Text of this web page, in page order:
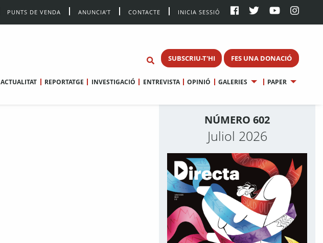
PUNTS DE VENDA ANUNCIA’T CONTACTE INICIA SESSIÓ
SUBSCRIU-T'HI FES UNA DONACIÓ
ACTUALITAT REPORTATGE INVESTIGACIÓ ENTREVISTA OPINIÓ GALERIES PAPER
NÚMERO 602
Juliol 2026